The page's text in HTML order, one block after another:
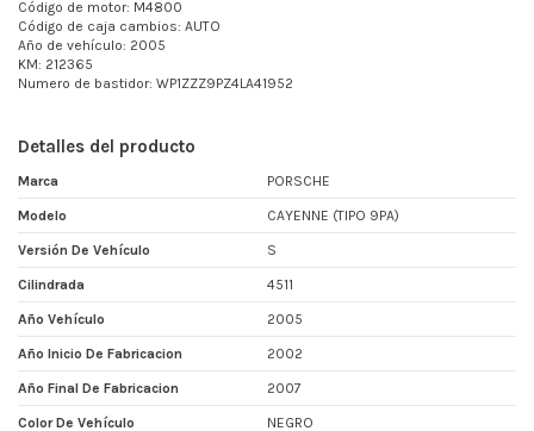
Código de motor: M4800
Código de caja cambios: AUTO
Año de vehículo: 2005
KM: 212365
Numero de bastidor: WP1ZZZ9PZ4LA41952
Detalles del producto
Marca PORSCHE
Modelo CAYENNE (TIPO 9PA)
Versión De Vehículo S
Cilindrada 4511
Año Vehículo 2005
Año Inicio De Fabricacion 2002
Año Final De Fabricacion 2007
Color De Vehículo NEGRO